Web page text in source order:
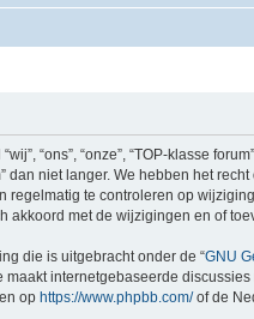
“ons”, “onze”, “TOP-klasse
dan niet langer. We hebben het
te controleren op
akkoord met de wijzigingen en of
die is uitgebracht onder de “GNU
maakt internetgebaseerde
op https://www.phpbb.com/of de